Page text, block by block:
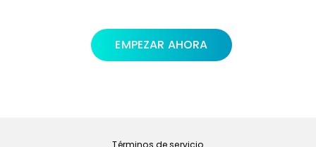
EMPEZAR AHORA
Términos de servicio